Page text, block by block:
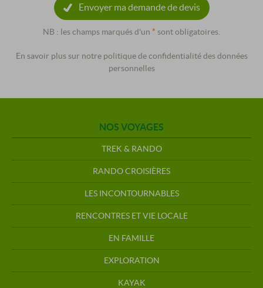
Envoyer ma demande de devis
NB : les champs marqués d'un * sont obligatoires.
En savoir plus sur notre politique de confidentialité des données
personnelles
NOS VOYAGES
TREK & RANDO
RANDO CROISIÈRES
LES INCONTOURNABLES
RENCONTRES ET VIE LOCALE
EN FAMILLE
EXPLORATION
KAYAK